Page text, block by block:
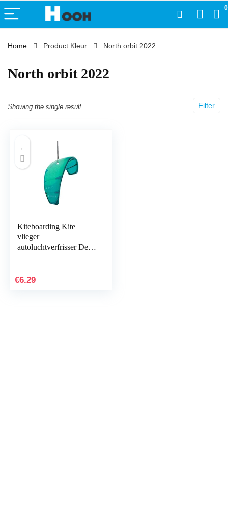
0
Home Product Kleur ‎North orbit 2022
‎North orbit 2022
Filter
Showing the single result
Kiteboarding Kite
vlieger
autoluchtverfrisser De
autogeur
€6.29